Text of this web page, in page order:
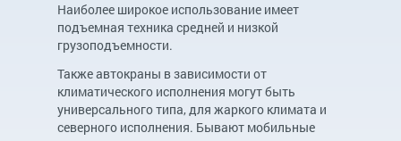
Наиболее широкое использование имеет
подъемная техника средней и низкой
грузоподъемности.
Также автокраны в зависимости от
климатического исполнения могут быть
универсального типа, для жаркого климата и
северного исполнения. Бывают мобильные